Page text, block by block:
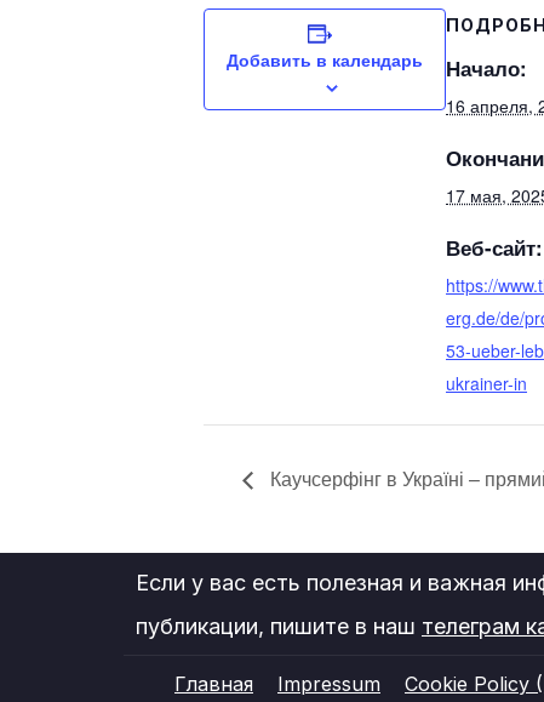
Добавить в календарь Начало:
16 апреля,
17 мая,
Веб-сайт:
https://
erg.de/de/
53-ueber-
ukrainer-in
Каучсерфінг в Україні –
Если у вас есть полезная и важная
публикации, пишите в наш телеграм
Главная Impressum Cookie Policy